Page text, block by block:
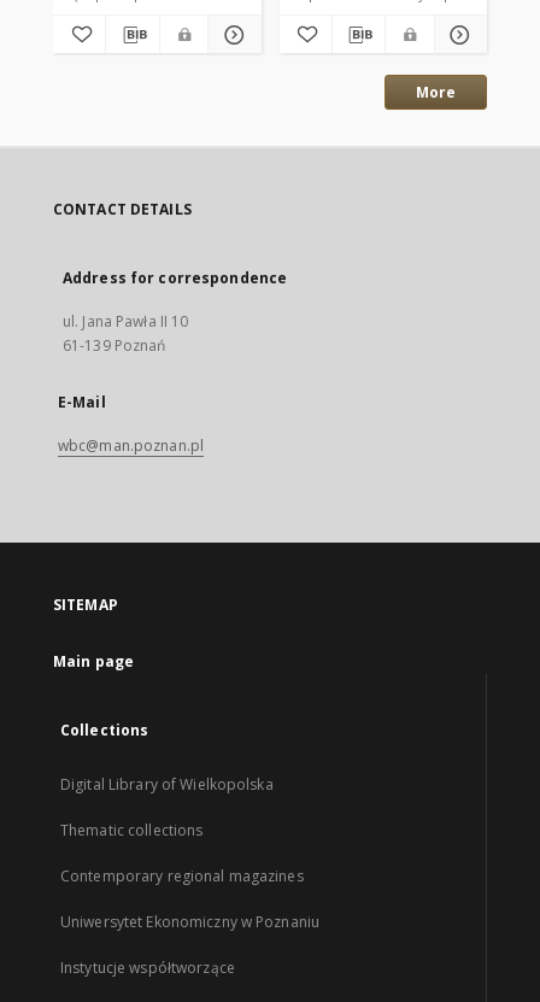
More
CONTACT DETAILS
Address for correspondence
ul. Jana Pawła II 10
61-139 Poznań
E-Mail
wbc@man.poznan.pl
SITEMAP
Main page
Collections
Digital Library of Wielkopolska
Thematic collections
Contemporary regional magazines
Uniwersytet Ekonomiczny w Poznaniu
Instytucje współtworzące